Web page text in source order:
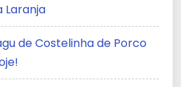
Laranja
de Costelinha de Porco